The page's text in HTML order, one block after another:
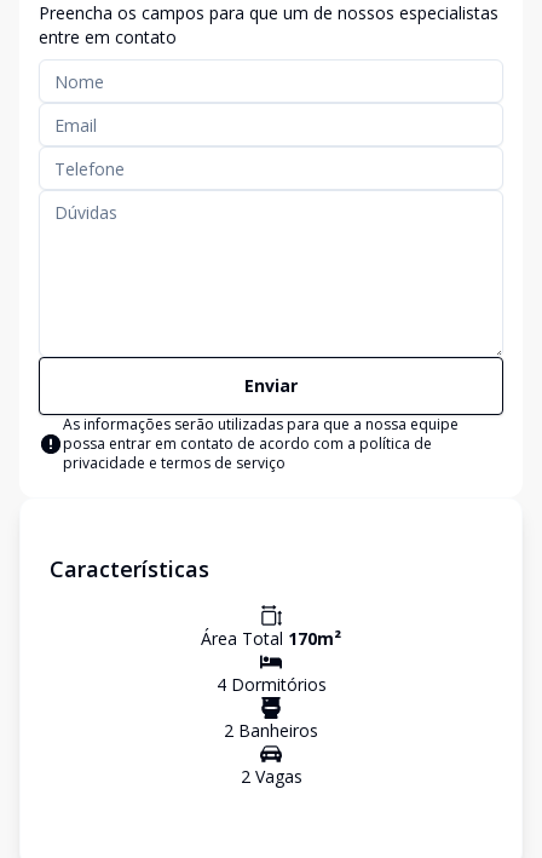
Preencha os campos para que um de nossos especialistas
entre em contato
Enviar
As informações serão utilizadas para que a nossa equipe
possa entrar em contato de acordo com a política de
privacidade e termos de serviço
Características
Área Total 170m²
4Dormitórios
2 Banheiros
2Vagas